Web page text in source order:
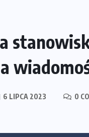
6 LIPCA 2023
0